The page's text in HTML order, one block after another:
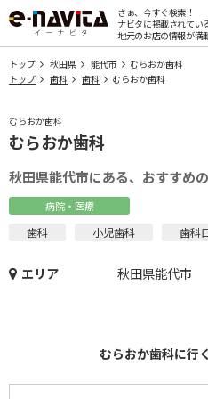
さぁ、今すぐ検索！
ナビタに掲載されてい
地元のお店の情報が満
トップ 秋田県 能代市
むらおか歯科
トップ
歯科 歯科 むらおか歯科
むらおか歯科
むらおか歯科
秋田県能代市にある、おすすめ
病院・医療
歯科 小児歯科 歯科
エリア 秋田県能代市
むらおか歯科に行